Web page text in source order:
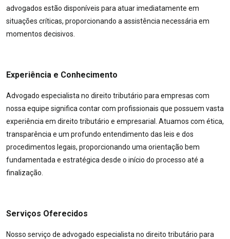
advogados estão disponíveis para atuar imediatamente em
situações críticas, proporcionando a assistência necessária em
momentos decisivos.
Experiência e Conhecimento
Advogado especialista no direito tributário para empresas com
nossa equipe significa contar com profissionais que possuem vasta
experiência em direito tributário e empresarial. Atuamos com ética,
transparência e um profundo entendimento das leis e dos
procedimentos legais, proporcionando uma orientação bem
fundamentada e estratégica desde o início do processo até a
finalização.
Serviços Oferecidos
Nosso serviço de advogado especialista no direito tributário para